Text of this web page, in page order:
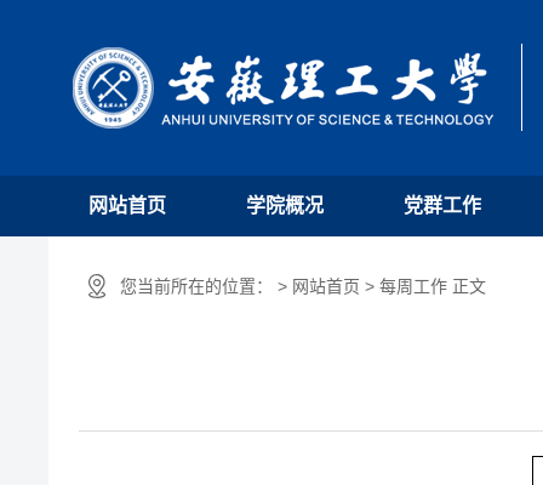
网站首页 学院概况 党群工作
您当前所在的位置： > 网站首页 > 每周工作 正文